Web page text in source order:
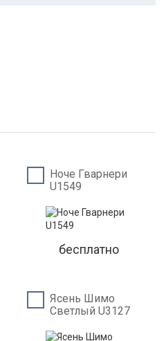
Ноче Гварнери
U1549
бесплатно
Ясень Шимо
Светлый U3127